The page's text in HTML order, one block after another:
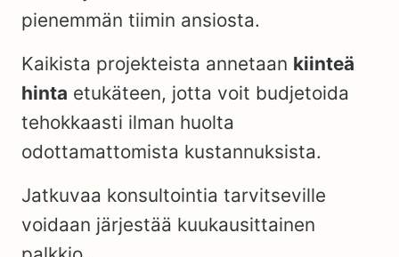
pienemmän tiimin ansiosta.
Kaikista projekteista annetaan kiinteä
hinta etukäteen, jotta voit budjetoida
tehokkaasti ilman huolta
odottamattomista kustannuksista.
Jatkuvaa konsultointia tarvitseville
voidaan järjestää kuukausittainen